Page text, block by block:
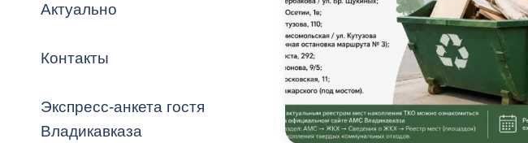
Владикавказ
Распоряжения, постановления
ОРВ и экспертиза НПА
Оценка деятельности органов
местного самоуправления
Актуально
Контакты
Экспресс-анкета гостя
Владикавказа